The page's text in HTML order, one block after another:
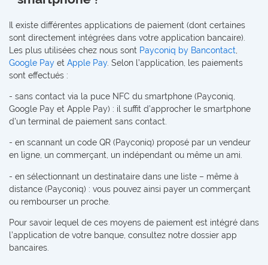
Il existe différentes applications de paiement (dont certaines
sont directement intégrées dans votre application bancaire).
Les plus utilisées chez nous sont Payconiq by Bancontact
Google Pay et Apple Pay. Selon l’application, les paiements
sont effectués :
- sans contact via la puce NFC du smartphone (Payconiq,
Google Pay et Apple Pay) : il suffit d’approcher le smartphone
d'un terminal de paiement sans contact.
- en scannant un code QR (Payconiq) proposé par un vendeur
en ligne, un commerçant, un indépendant ou même un ami.
- en sélectionnant un destinataire dans une liste – même à
distance (Payconiq) : vous pouvez ainsi payer un commerçant
ou rembourser un proche.
Pour savoir lequel de ces moyens de paiement est intégré dans
l’application de votre banque, consultez notre dossier app
bancaires.